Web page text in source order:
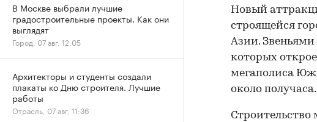
Новый
строящейся
Азии. Звеньями
которых
мегаполиса
около получаса.
В Москве выбрали лучшие
градостроительные проекты. Как они
выглядят
Город, 07 авг, 12:05
Архитекторы и студенты создали
плакаты ко Дню строителя. Лучшие
работы
Отрасль, 07 авг, 11:36